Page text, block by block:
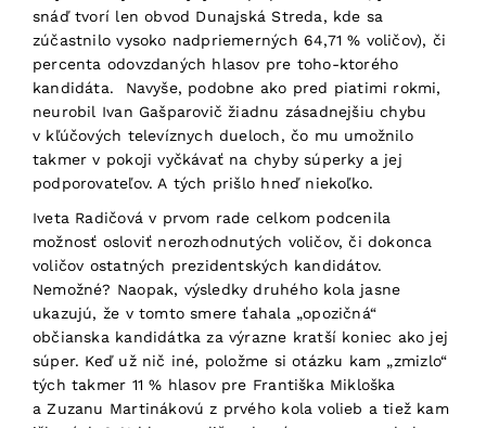
snáď tvorí len obvod Dunajská Streda, kde sa
zúčastnilo vysoko nadpriemerných 64,71 % voličov), či
percenta odovzdaných hlasov pre toho-ktorého
kandidáta. Navyše, podobne ako pred piatimi rokmi,
neurobil Ivan Gašparovič žiadnu zásadnejšiu chybu
v kľúčových televíznych dueloch, čo mu umožnilo
takmer v pokoji vyčkávať na chyby súperky a jej
podporovateľov. A tých prišlo hneď niekoľko.
Iveta Radičová v prvom rade celkom podcenila
možnosť osloviť nerozhodnutých voličov, či dokonca
voličov ostatných prezidentských kandidátov.
Nemožné? Naopak, výsledky druhého kola jasne
ukazujú, že v tomto smere ťahala „opozičná“
občianska kandidátka za výrazne kratší koniec ako jej
súper. Keď už nič iné, položme si otázku kam „zmizlo“
tých takmer 11 % hlasov pre Františka Mikloška
a Zuzanu Martinákovú z prvého kola volieb a tiež kam